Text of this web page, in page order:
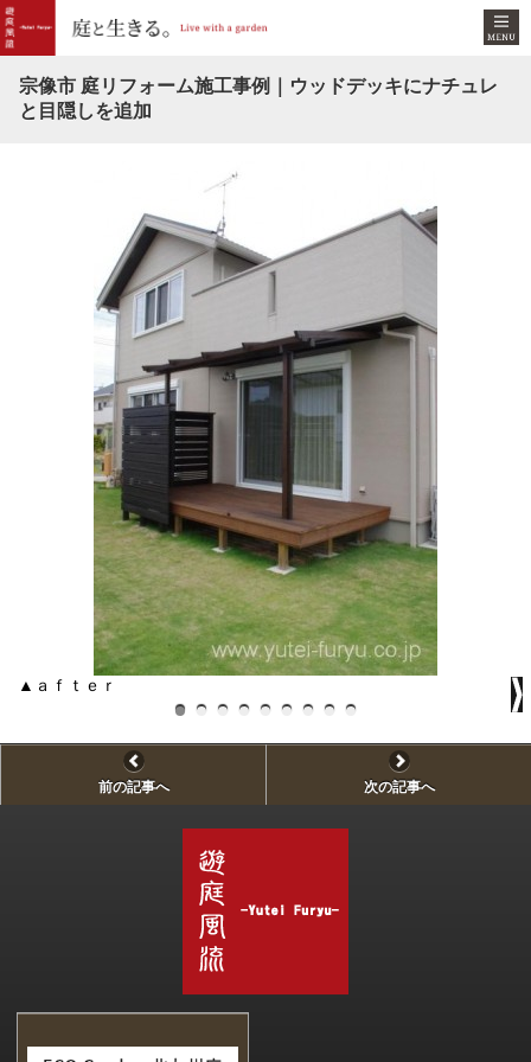
宗像市 庭リフォーム施工事例｜ウッドデッキにナチュレ
と目隠しを追加
▲ａｆｔｅｒ ▲
前の記事へ 次の記事へ